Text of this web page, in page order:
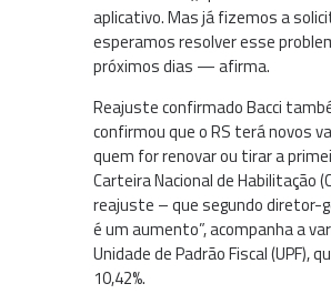
aplicativo. Mas já fizemos a
esperamos resolver esse
próximos dias — afirma.
Reajuste confirmado Bacci
confirmou que o RS terá novos
quem for renovar ou tirar a
Carteira Nacional de Habilitação
reajuste – que segundo diretor-
é um aumento”, acompanha a
Unidade de Padrão Fiscal (UPF),
10,42%.